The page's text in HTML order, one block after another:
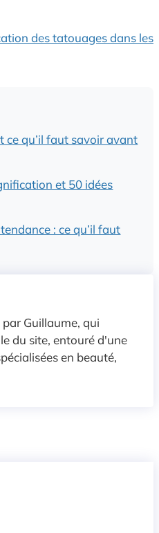
des tatouages dans les
ce qu’il faut savoir avant
et 50 idées
: ce qu’il faut
par Guillaume, qui
du site, entouré d'une
en beauté,